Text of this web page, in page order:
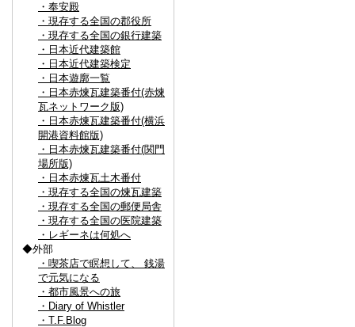
・奉安殿
・現存する全国の郡役所
・現存する全国の銀行建築
・日本近代建築館
・日本近代建築検定
・日本遊廓一覧
・日本赤煉瓦建築番付(赤煉
瓦ネットワーク版)
・日本赤煉瓦建築番付(横浜
開港資料館版)
・日本赤煉瓦建築番付(関門
場所版)
・日本赤煉瓦土木番付
・現存する全国の煉瓦建築
・現存する全国の郵便局舎
・現存する全国の医院建築
・レギーネは何処へ
◆外部
・喫茶店で瞑想して、 銭湯
で元気になる
・都市風景への旅
・Diary of Whistler
・T.F.Blog